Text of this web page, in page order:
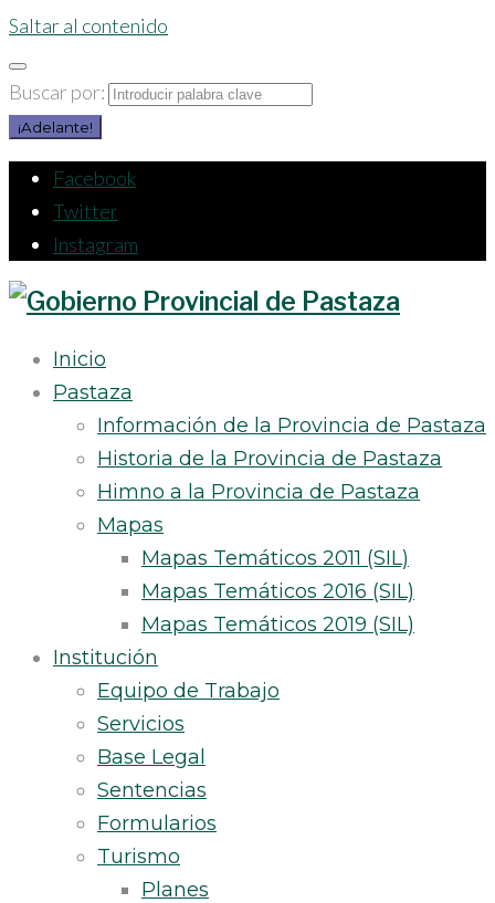
Saltar al contenido
Buscar por:
¡Adelante!
Facebook
Twitter
Instagram
Inicio
Pastaza
Información de la Provincia de Pastaza
Historia de la Provincia de Pastaza
Himno a la Provincia de Pastaza
Mapas
Mapas Temáticos 2011 (SIL)
Mapas Temáticos 2016 (SIL)
Mapas Temáticos 2019 (SIL)
Institución
Equipo de Trabajo
Servicios
Base Legal
Sentencias
Formularios
Turismo
Planes